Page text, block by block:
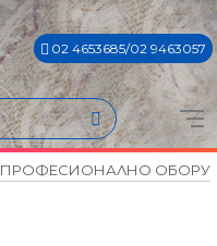
02 4653685/02 9463057
ПРОФЕСИОНАЛНО